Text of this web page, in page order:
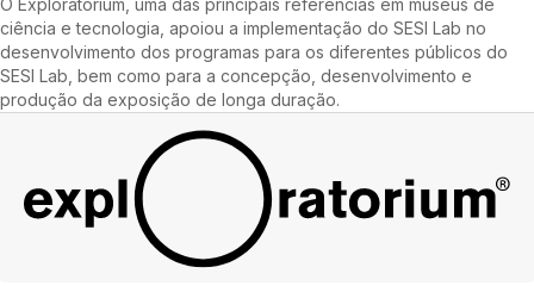
O Exploratorium, uma das principais referências em museus de
ciência e tecnologia, apoiou a implementação do SESI Lab no
desenvolvimento dos programas para os diferentes públicos do
SESI Lab, bem como para a concepção, desenvolvimento e
produção da exposição de longa duração.